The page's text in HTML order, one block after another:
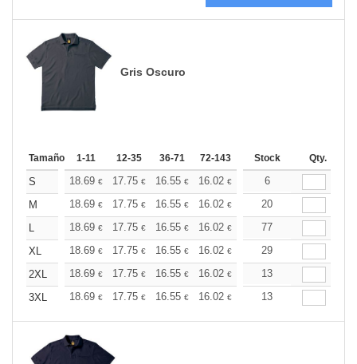
Gris Oscuro
Tamaño 1-11 12-35 36-71 72-143 144-287 288 +
Stock Qty.
S 18.69 € 17.75 € 16.55 € 16.02 € 15.21
6
M
18.69 € 17.75 € 16.55 € 16.02 € 15.21€
20
L
18.69 € 17.75 € 16.55 € 16.02 € 15.21€
77
XL
18.69 € 17.75 € 16.55 € 16.02 € 15.21€
29
2XL
18.69 € 17.75 € 16.55 € 16.02 € 15.21€
13
3XL
18.69 € 17.75 € 16.55 € 16.02 € 15.21€
13